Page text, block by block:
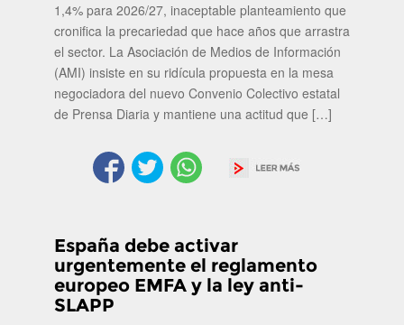
1,4% para 2026/27, inaceptable planteamiento que
cronifica la precariedad que hace años que arrastra
el sector. La Asociación de Medios de Información
(AMI) insiste en su ridícula propuesta en la mesa
negociadora del nuevo Convenio Colectivo estatal
de Prensa Diaria y mantiene una actitud que […]
España debe activar
urgentemente el reglamento
europeo EMFA y la ley anti-
SLAPP